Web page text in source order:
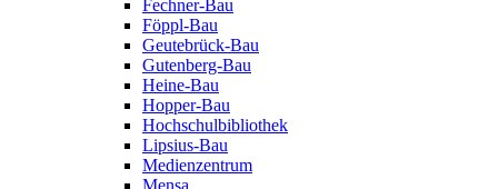
Fechner-Bau
Föppl-Bau
Geutebrück-Bau
Gutenberg-Bau
Heine-Bau
Hopper-Bau
Hochschulbibliothek
Lipsius-Bau
Medienzentrum
Mensa